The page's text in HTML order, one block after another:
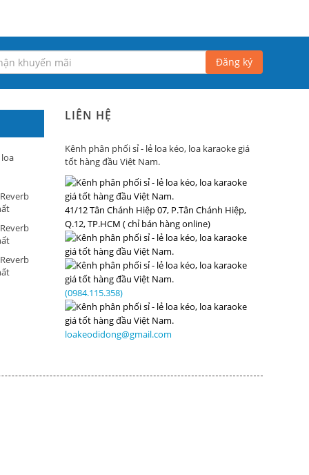
Đăng ký
LIÊN HỆ
Kênh phân phối sỉ - lẻ loa kéo, loa karaoke giá
tốt hàng đầu Việt Nam.
41/12 Tân Chánh Hiệp 07, P.Tân Chánh Hiệp,
Q.12, TP.HCM ( chỉ bán hàng online)
(0984.115.358)
loakeodidong@gmail.com